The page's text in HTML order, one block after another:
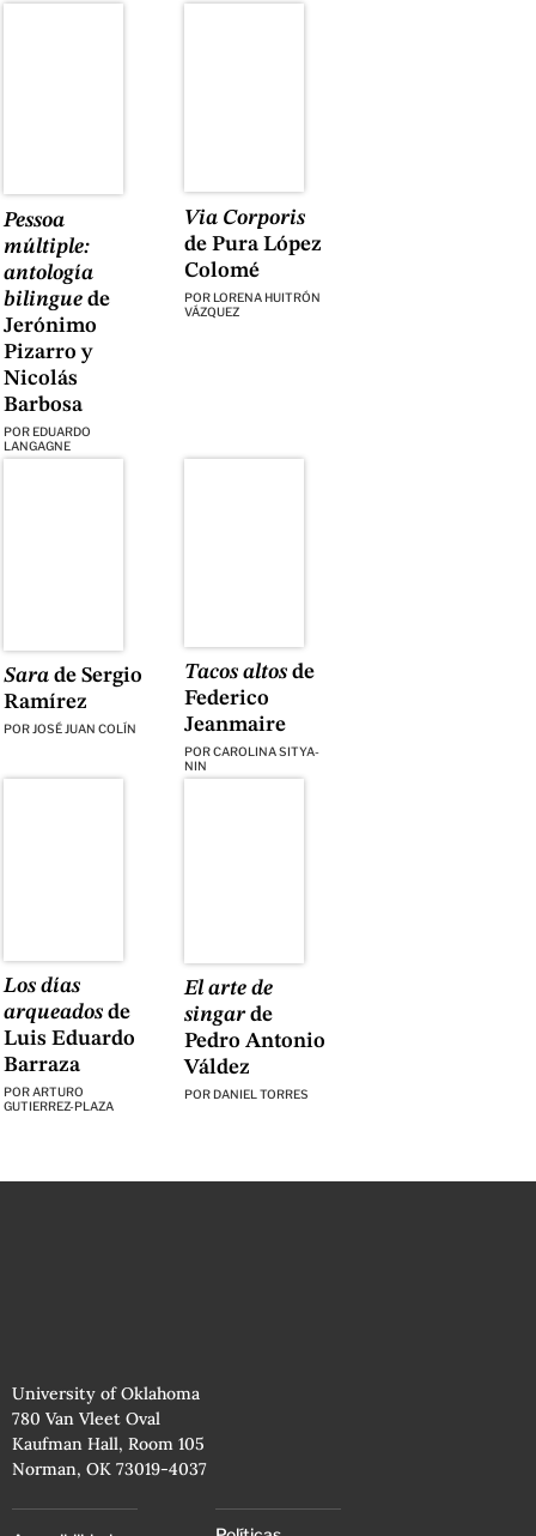
Pessoa
múltiple:
antología
bilinguede
Jerónimo
Pizarro y
Nicolás
Barbosa
POR EDUARDO
LANGAGNE
Via Corporis
de Pura López
Colomé
POR LORENA HUITRÓN
VÁZQUEZ
Sarade Sergio
Ramírez
POR JOSÉ JUAN COLÍN
Tacos altos de
Federico
Jeanmaire
PORCAROLINA SITYA-
NIN
Los días
arqueadosde
Luis Eduardo
Barraza
PORARTURO
GUTIERREZ-PLAZA
El arte de
singarde
Pedro Antonio
Váldez
POR DANIEL TORRES
University of Oklahoma
780 Van Vleet Oval
Kaufman Hall, Room 105
Norman, OK 73019-4037